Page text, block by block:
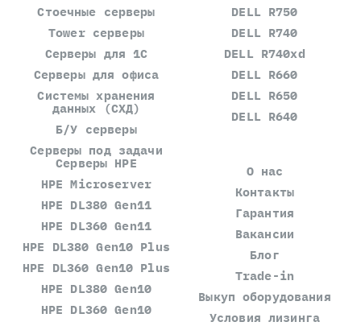
Стоечные серверы
Tower серверы
Серверы для 1С
Серверы для офиса
Системы хранения
данных (СХД)
Б/У серверы
Серверы под задачи
DELL R750
DELL R740
DELL R740xd
DELL R660
DELL R650
DELL R640
Серверы HPE
HPE Microserver
HPE DL380 Gen11
HPE DL360 Gen11
HPE DL380 Gen10 Plus
HPE DL360 Gen10 Plus
HPE DL380 Gen10
HPE DL360 Gen10
О нас
Контакты
Гарантия
Вакансии
Блог
Trade-in
Выкуп оборудования
Условия лизинга